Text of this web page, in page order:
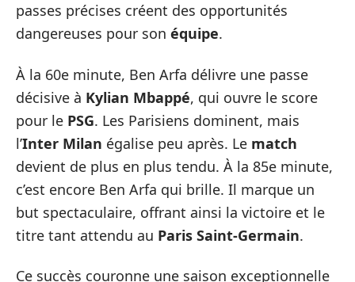
passes précises créent des opportunités
dangereuses pour son équipe.
À la 60e minute, Ben Arfa délivre une passe
décisive à Kylian Mbappé, qui ouvre le score
pour le PSG. Les Parisiens dominent, mais
l’Inter Milan égalise peu après. Le match
devient de plus en plus tendu. À la 85e minute,
c’est encore Ben Arfa qui brille. Il marque un
but spectaculaire, offrant ainsi la victoire et le
titre tant attendu au Paris Saint-Germain.
Ce succès couronne une saison exceptionnelle